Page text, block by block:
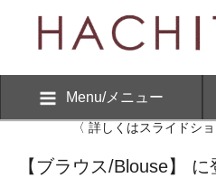
Menu/メニュー
〈 詳しくはスライドシ
【ブラウス/Blouse】